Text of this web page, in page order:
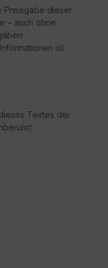
Preisgabe dieser
– auch ohne
ist
Textes der